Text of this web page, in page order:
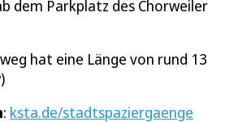
dem Parkplatz des Chorweiler
hat eine Länge von rund 13
: ksta.de/stadtspaziergaenge